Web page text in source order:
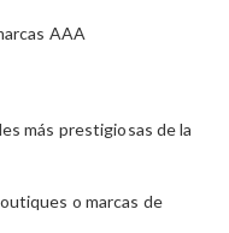
AAA
más prestigiosas de la
o marcas de